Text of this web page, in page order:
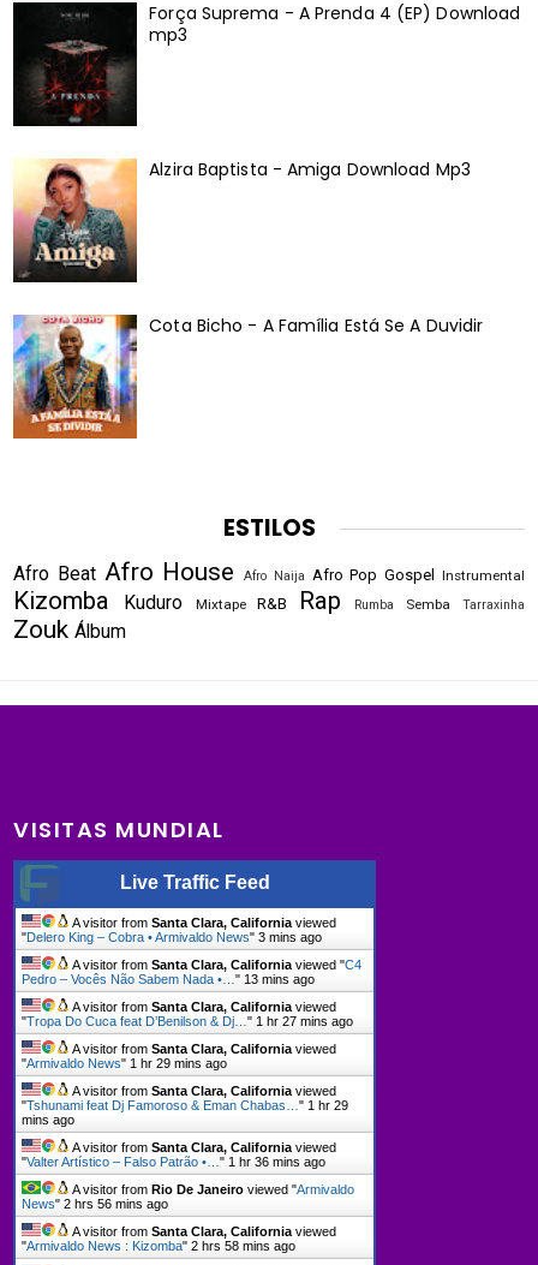
Força Suprema - A Prenda 4 (EP) Download
mp3
Alzira Baptista - Amiga Download Mp3
Cota Bicho - A Família Está Se A Duvidir
ESTILOS
Afro Beat Afro House Afro Naija Afro Pop Gospel Instrumental
Kizomba Kuduro Mixtape R&B Rap Rumba Semba Tarraxinha
Zouk Álbum
VISITAS MUNDIAL
Live Traffic Feed
A visitor fromSanta Clara, California viewed
"Delero King – Cobra • Armivaldo News"3 mins ago
A visitor fromSanta Clara, California viewed "C4
Pedro – Vocês Não Sabem Nada •…" 13 mins ago
A visitor fromSanta Clara, California viewed
"Tropa Do Cuca feat D’Benilson & Dj…" 1 hr 27 mins ago
A visitor fromSanta Clara, California viewed
"Armivaldo News" 1 hr 29 mins ago
A visitor fromSanta Clara, California viewed
"Tshunami feat Dj Famoroso & Eman Chabas…" 1 hr 29
mins ago
A visitor fromSanta Clara, California viewed
"Valter Artístico – Falso Patrão •…" 1 hr 36 mins ago
A visitor from Rio De Janeiro viewed "Armivaldo
News"2 hrs 56 mins ago
A visitor fromSanta Clara, California viewed
"Armivaldo News : Kizomba"2 hrs 58 mins ago